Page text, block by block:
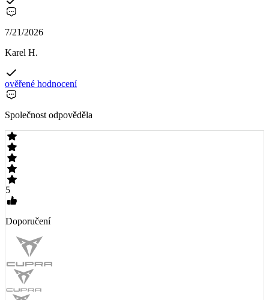
7/21/2026
Karel H.
ověřené hodnocení
Společnost odpověděla
5
Doporučení